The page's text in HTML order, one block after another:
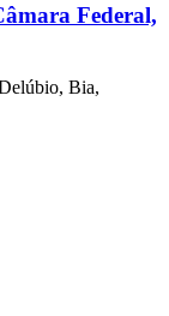
Federal,
Bia,